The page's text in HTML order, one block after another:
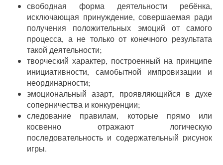
свободная форма деятельности ребёнка,
исключающая принуждение, совершаемая ради
получения положительных эмоций от самого
процесса, а не только от конечного результата
такой деятельности;
творческий характер, построенный на принципе
инициативности, самобытной импровизации и
неординарности;
эмоциональный азарт, проявляющийся в духе
соперничества и конкуренции;
следование правилам, которые прямо или
косвенно отражают логическую
последовательность и содержательный рисунок
игры.